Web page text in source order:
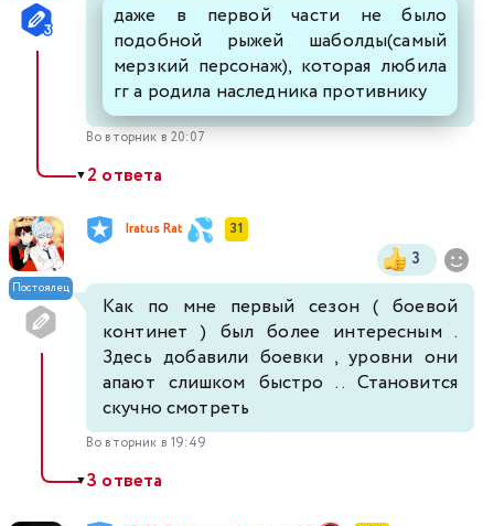
даже в первой части не было
подобной рыжей шаболды(самый
мерзкий персонаж), которая любила
гг а родила наследника противнику
Во вторник в 20:07
▼2 ответа
Постоялец
Iratus Rat 31
3
Как по мне первый сезон ( боевой
континет ) был более интересным .
Здесь добавили боевки , уровни они
апают слишком быстро .. Становится
скучно смотреть
Во вторник в 19:49
▼3 ответа